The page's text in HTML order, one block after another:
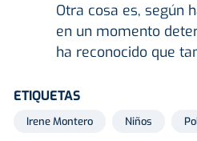
Otra cosa es, según
en un momento
ha reconocido que
ETIQUETAS
Irene Montero Niños